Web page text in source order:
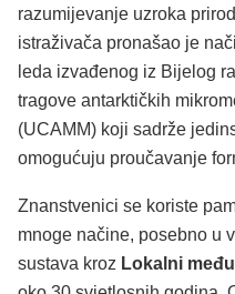
razumijevanje uzroka
istraživača pronašao je
leda izvađenog iz Bijelog
tragove antarktičkih
(UCAMM) koji sadrže
omogućuju proučavanje
Znanstvenici se koriste
mnoge načine, posebno u
sustava kroz Lokalni